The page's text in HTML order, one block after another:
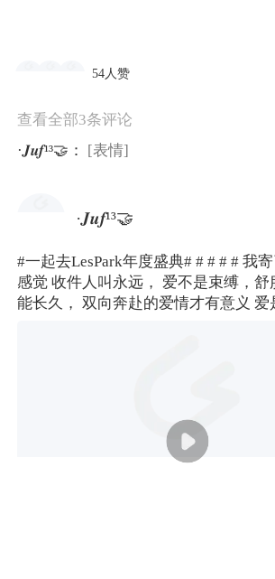
54人赞
查看全部3条评论
·𝑱𝒖𝒇¹³🤝： [表情]
·𝑱𝒖𝒇¹³🤝
#一起去LesPark年度盛典# # # # # 我
感觉 收件人叫永远， 爱不是束缚，
能长久， 双向奔赴的爱情才有意义 爱